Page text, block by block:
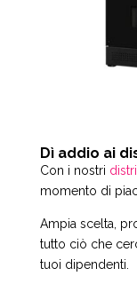
Dì addio ai
Con i nostri
momento di
Ampia scelta,
tutto ciò che
tuoi dipendenti.